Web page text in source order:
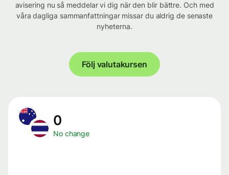
avisering nu så meddelar vi dig när den blir bättre. Och med
våra dagliga sammanfattningar missar du aldrig de senaste
nyheterna.
Följ valutakursen
0
No change